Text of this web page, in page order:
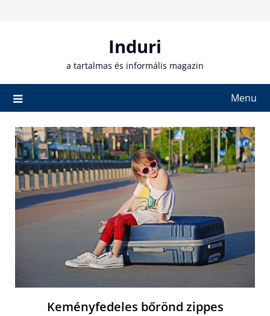
Induri
a tartalmas és informális magazin
Menu
Keményfedeles bőrönd zippes